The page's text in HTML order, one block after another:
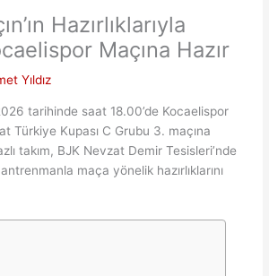
Hazırlıklarıyla
Maçına Hazır
Yıldız
tarihinde saat 18.00’de Kocaelispor
Türkiye Kupası C Grubu 3. maçına
takım, BJK Nevzat Demir Tesisleri’nde
maça yönelik hazırlıklarını